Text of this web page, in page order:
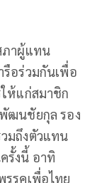
ภาผู้แทน
อร่วมกันเพื่อ
ห้แก่สมาชิก
ฒนชัยกุล รอง
มถึงตัวแทน
รั้งนี้ อาทิ
รคเพื่อไทย